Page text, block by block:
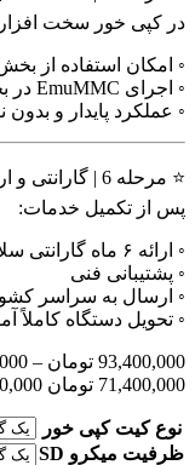
در کپی خور سخت
◦ امکان استفاده از
◦ اجرای EmuMMC در بخش کپی خور
◦ عملکرد پایدار و بدون
⭐ مرحله 6 | گارانتی و ارسال
پس از تکمیل خدمات:
◦ ارائه ۶ ماه گارانتی سلامت
◦ پشتیبانی فنی
◦ ارسال به سراسر
◦ تحویل دستگاه کاملاً
93,400,000 تومان –
71,400,000 تومان through 93,400,000 تومان
نوع کیت کپی خور
ظرفیت میکرو SD